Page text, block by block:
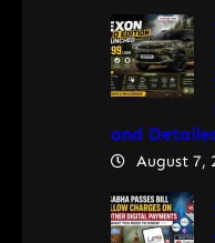
and
August 7,